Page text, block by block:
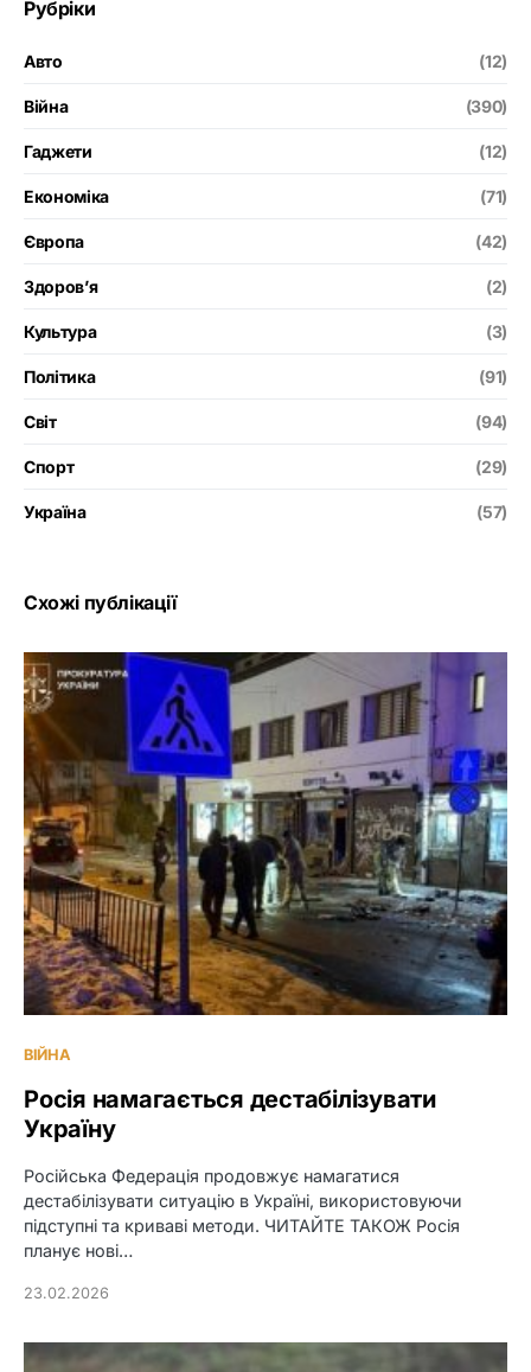
Рубріки
Авто (12)
Війна (390)
Гаджети (12)
Економіка (71)
Європа (42)
Здоров’я (2)
Культура (3)
Політика (91)
Світ (94)
Спорт (29)
Україна (57)
Схожі публікації
ВІЙНА
Росія намагається дестабілізувати
Україну
Російська Федерація продовжує намагатися
дестабілізувати ситуацію в Україні, використовуючи
підступні та криваві методи. ЧИТАЙТЕ ТАКОЖ Росія
планує нові…
23.02.2026